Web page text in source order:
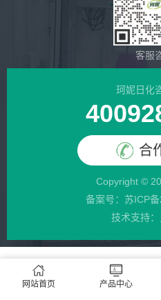
客服
珂妮日化
合
Copyright ©
备案号： 苏ICP
技术支持
网站首页 产品中心